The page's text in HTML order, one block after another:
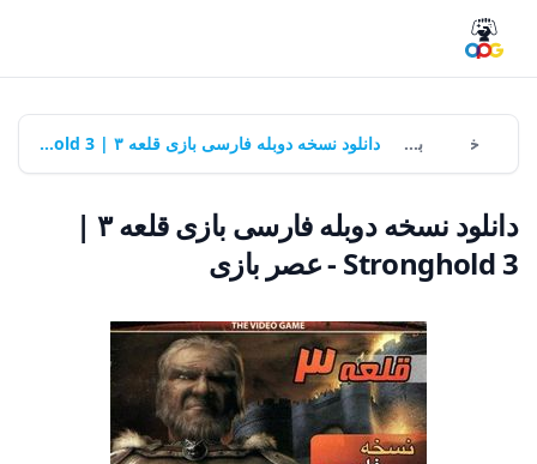
بازی‌ها دانلود نسخه دوبله فارسی بازی قلعه ۳ | Stronghold 3 - عصر بازی
دانلود نسخه دوبله فارسی بازی قلعه ۳ |
Stronghold 3 - عصر بازی